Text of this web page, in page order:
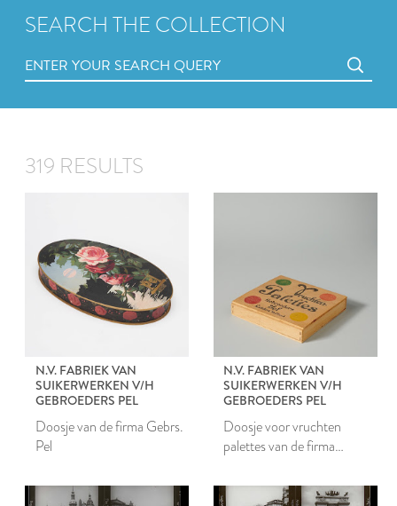
SEARCH THE COLLECTION
319 RESULTS
N.V. FABRIEK VAN
SUIKERWERKEN V/H
GEBROEDERS PEL
Doosje van de firma Gebrs.
Pel
N.V. FABRIEK VAN
SUIKERWERKEN V/H
GEBROEDERS PEL
Doosje voor vruchten
palettes van de firma